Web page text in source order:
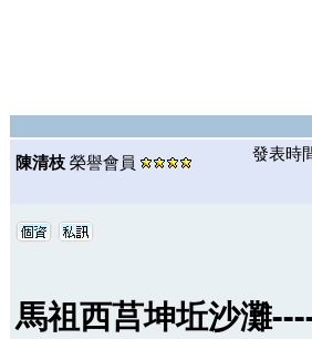
陳清枝榮譽會員 發表時
馬祖西莒坤坵沙灘